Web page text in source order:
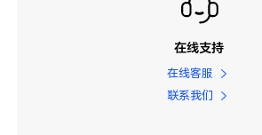
在线支持
在线客服
联系我们